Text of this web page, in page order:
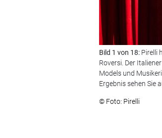
Bild 1 von 18: Pirelli
Roversi. Der
Models und
Ergebnis sehen Sie
© Foto: Pirelli